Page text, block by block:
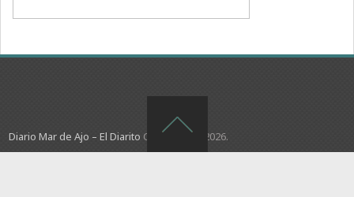
Diario Mar de Ajo – El Diarito Copyright © 2026.